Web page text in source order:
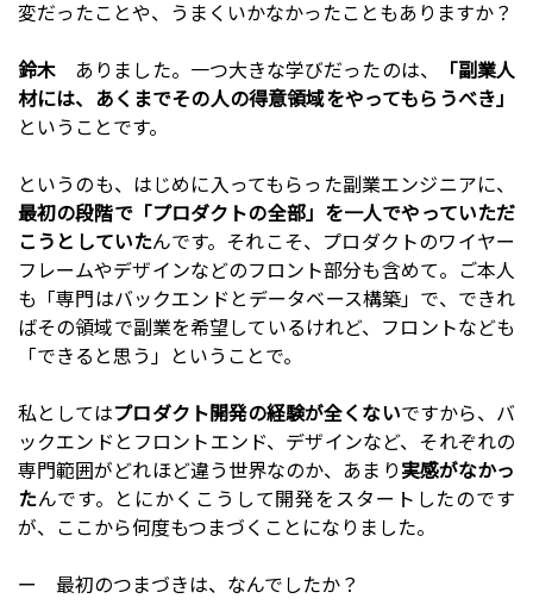
変だったことや、うまくいかなかったこともありますか？
鈴木 ありました。一つ大きな学びだったのは、
「副業人
材には、あくまでその人の得意領域をやってもらうべき」
ということです。
というのも、はじめに入ってもらった副業エンジニアに、
最初の段階で「プロダクトの全部」を一人でやっていただ
こうとしていたんです。それこそ、プロダクトのワイヤー
フレームやデザインなどのフロント部分も含めて。ご本人
も「専門はバックエンドとデータベース構築」で、できれ
ばその領域で副業を希望しているけれど、フロントなども
「できると思う」ということで。
私としてはプロダクト開発の経験が全くないですから、バ
ックエンドとフロントエンド、デザインなど、それぞれの
専門範囲がどれほど違う世界なのか、あまり実感がなかっ
たんです。とにかくこうして開発をスタートしたのです
が、ここから何度もつまづくことになりました。
ー 最初のつまづきは、なんでしたか？